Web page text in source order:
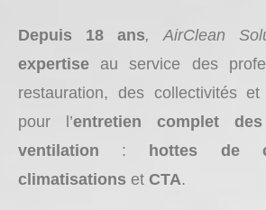
Depuis 18 ans, AirClean
expertise au service des
restauration, des collectivités
pour l’entretien complet
ventilation : hottes de
climatisations et CTA.